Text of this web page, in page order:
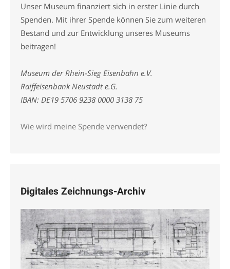
Unser Museum finanziert sich in erster Linie durch
Spenden. Mit ihrer Spende können Sie zum weiteren
Bestand und zur Entwicklung unseres Museums
beitragen!
Museum der Rhein-Sieg Eisenbahn e.V.
Raiffeisenbank Neustadt e.G.
IBAN: DE19 5706 9238 0000 3138 75
Wie wird meine Spende verwendet?
Digitales Zeichnungs-Archiv